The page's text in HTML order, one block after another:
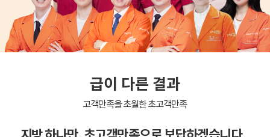
급이 다른 결과
고객만족을 초월한 초고객만족